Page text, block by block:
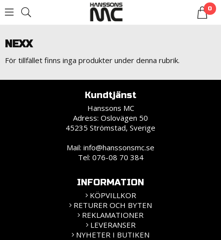
0
LOGGA IN
NEXX
För tillfället finns inga produkter under denna rubrik.
Kundtjänst
Hanssons MC
Adress: Oslovägen 50
45235 Strömstad, Sverige
Mail: info@hanssonsmc.se
Tel: 076-08 70 384
INFORMATION
KÖPVILLKOR
RETURER OCH BYTEN
REKLAMATIONER
LEVERANSER
NYHETER I BUTIKEN